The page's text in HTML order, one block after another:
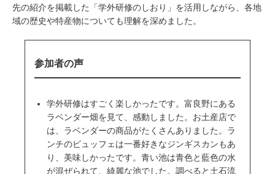
先の紹介を掲載した「学外研修のしおり」を活用しながら、各地
域の歴史や特産物についても理解を深めました。
参加者の声
学外研修はすごく楽しかったです。富良野にある
ラベンダー畑を見て、感動しました。お土産店で
は、ラベンダーの商品がたくさんありました。ラ
ンチのビュッフェは一番好きなジンギスカンもあ
り、美味しかったです。青い池は青色と藍色の水
が混ぜられて、綺麗な池でした。調べると土石流